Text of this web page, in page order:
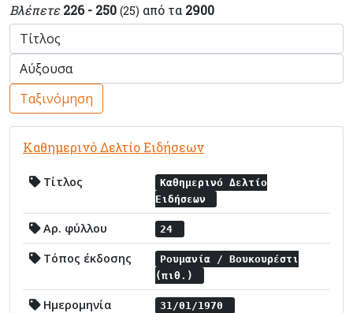
Βλέπετε 226 - 250 (25) από τα 2900
Ταξινόμηση
Καθημερινό Δελτίο Ειδήσεων
Τίτλος
Καθημερινό Δελτίο
Ειδήσεων
Αρ. φύλλου 24
Τόπος έκδοσης
Ρουμανία / Βουκουρέστι
(πιθ.)
Ημερομηνία 31/01/1970